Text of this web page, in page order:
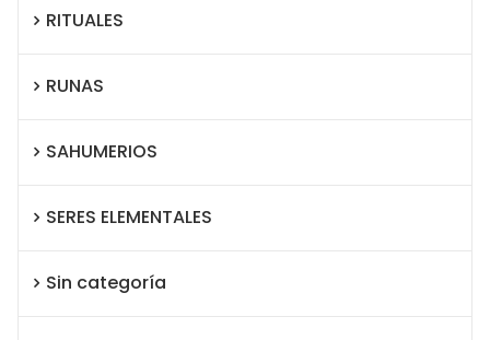
RITUALES
RUNAS
SAHUMERIOS
SERES ELEMENTALES
Sin categoría